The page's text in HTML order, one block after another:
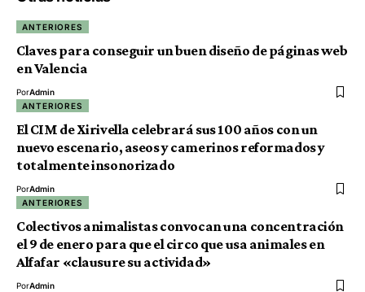
ANTERIORES
Claves para conseguir un buen diseño de páginas web
en Valencia
PorAdmin
ANTERIORES
El CIM de Xirivella celebrará sus 100 años con un
nuevo escenario, aseos y camerinos reformados y
totalmente insonorizado
PorAdmin
ANTERIORES
Colectivos animalistas convocan una concentración
el 9 de enero para que el circo que usa animales en
Alfafar «clausure su actividad»
PorAdmin